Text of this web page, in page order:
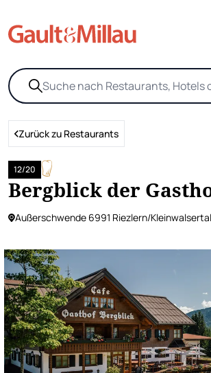
Zurück zu Restaurants
Bergblick der
12/20
Außerschwende 6991 Riezlern/Kleinwalsertal